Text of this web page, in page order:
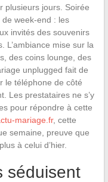
plusieurs jours. Soirée
week-end : les
invités des souvenirs
L’ambiance mise sur la
des coins lounge, des
unplugged fait de
le téléphone de côté
Les prestataires ne s’y
pour répondre à cette
mariage.fr, cette
semaine, preuve que
à celui d’hier.
séduisent